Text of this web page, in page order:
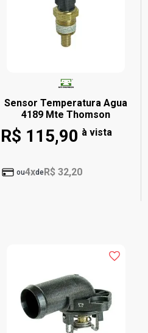
Sensor Temperatura Agua
4189 Mte Thomson
R$ 115,90 à vista
ou4xdeR$ 32,20